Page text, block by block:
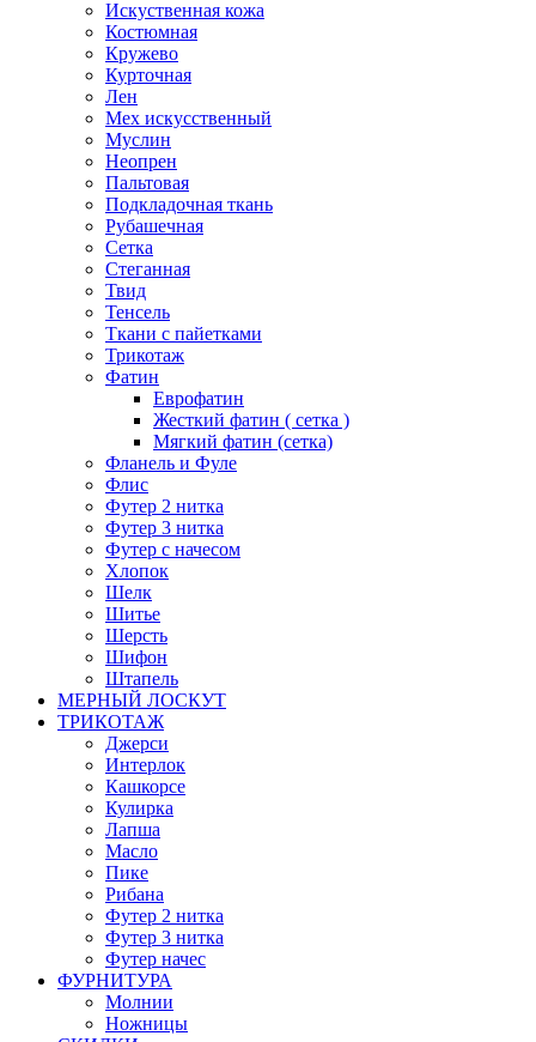
Искуственная кожа
Костюмная
Кружево
Курточная
Лен
Мех искусственный
Муслин
Неопрен
Пальтовая
Подкладочная ткань
Рубашечная
Сетка
Стеганная
Твид
Тенсель
Ткани с пайетками
Трикотаж
Фатин
Еврофатин
Жесткий фатин ( сетка )
Мягкий фатин (сетка)
Фланель и Фуле
Флис
Футер 2 нитка
Футер 3 нитка
Футер с начесом
Хлопок
Шелк
Шитье
Шерсть
Шифон
Штапель
МЕРНЫЙ ЛОСКУТ
ТРИКОТАЖ
Джерси
Интерлок
Кашкорсе
Кулирка
Лапша
Масло
Пике
Рибана
Футер 2 нитка
Футер 3 нитка
Футер начес
ФУРНИТУРА
Молнии
Ножницы